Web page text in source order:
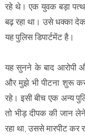
रहे थे। एक युवक बड़ा
बढ़ रहा था। उसे धक्का
यह पुलिस डिपार्टमेंट है।
यह सुनने के बाद आरोपी
और मुझे भी पीटना शुरू कर
रहे। इसी बीच एक अन्य
तो भीड़ दीपक की जान
रहा था, उससे मारपीट कर